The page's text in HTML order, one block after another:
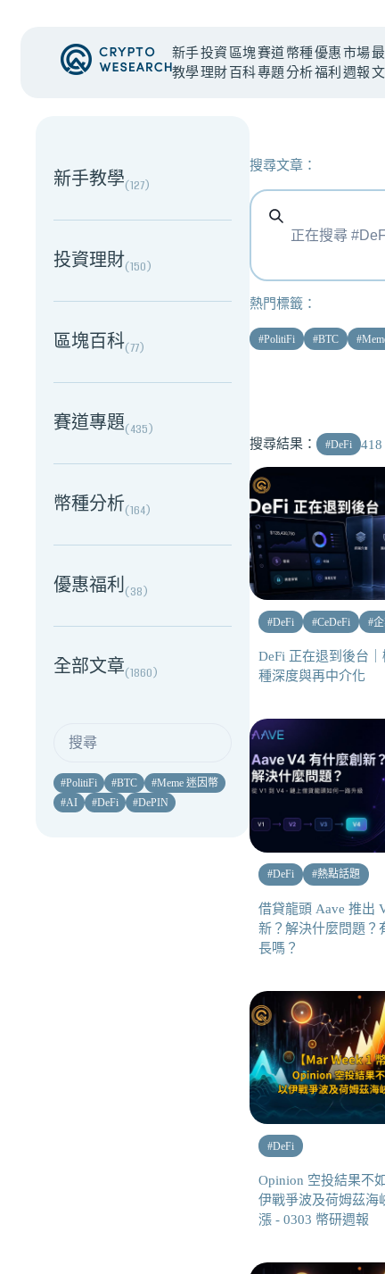
新手
教學
投資
理財
區塊
百科
賽道
專題
幣種
分析
優惠
福利
市場
週報
NEW EVENT
新手教學(127)
投資理財(150)
區塊百科(77)
賽道專題(435)
幣種分析(164)
優惠福利(38)
全部文章(1860)
#PolitiFi #BTC #Meme 迷因幣
#AI #DeFi #DePIN
搜尋文章：
熱門標籤：
#PolitiFi #BTC #
搜尋結果： #DeFi 418
#DeFi #CeDeFi #
DeFi 正在退到後台
種深度與再中介化
#DeFi #熱點話題
借貸龍頭 Aave 推出
新？解決什麼問題？
長嗎？
#DeFi
Opinion 空投結果不
伊戰爭波及荷姆茲海
漲 - 0303 幣研週報